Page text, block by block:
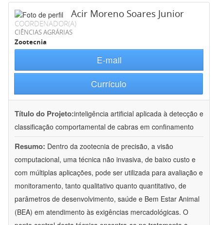
Acir Moreno Soares Junior
COORDENADOR(A)
CIÊNCIAS AGRÁRIAS
Zootecnia
E-mail
Currículo
Título do Projeto:inteligência artificial aplicada à detecção e
classificação comportamental de cabras em confinamento
Resumo: Dentro da zootecnia de precisão, a visão
computacional, uma técnica não invasiva, de baixo custo e
com múltiplas aplicações, pode ser utilizada para avaliação e
monitoramento, tanto qualitativo quanto quantitativo, de
parâmetros de desenvolvimento, saúde e Bem Estar Animal
(BEA) em atendimento às exigências mercadológicas. O